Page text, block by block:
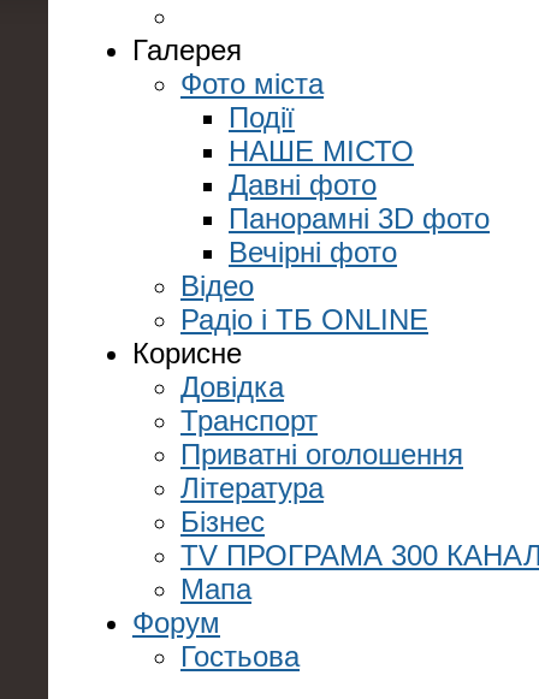
Галерея
Фото міста
Події
НАШЕ МІСТО
Давні фото
Панорамні 3D фото
Вечірні фото
Відео
Радіо і ТБ ONLINE
Корисне
Довідка
Транспорт
Приватні оголошення
Література
Бізнес
TV ПРОГРАМА 300
Мапа
Форум
Гостьова